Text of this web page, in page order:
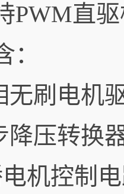
PWM直
无刷电机
降压转换
机控制